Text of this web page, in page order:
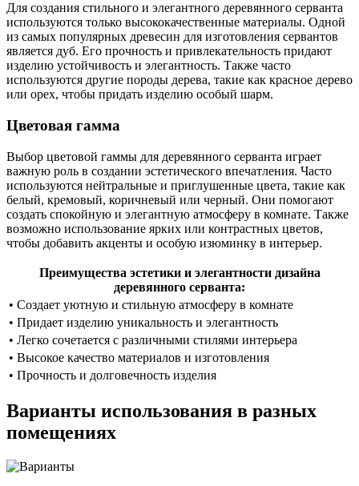
Для создания стильного и элегантного деревянного серванта
используются только высококачественные материалы. Одной
из самых популярных древесин для изготовления сервантов
является дуб. Его прочность и привлекательность придают
изделию устойчивость и элегантность. Также часто
используются другие породы дерева, такие как красное дерево
или орех, чтобы придать изделию особый шарм.
Цветовая гамма
Выбор цветовой гаммы для деревянного серванта играет
важную роль в создании эстетического впечатления. Часто
используются нейтральные и приглушенные цвета, такие как
белый, кремовый, коричневый или черный. Они помогают
создать спокойную и элегантную атмосферу в комнате. Также
возможно использование ярких или контрастных цветов,
чтобы добавить акценты и особую изюминку в интерьер.
Преимущества эстетики и элегантности дизайна
деревянного серванта:
• Создает уютную и стильную атмосферу в комнате
• Придает изделию уникальность и элегантность
• Легко сочетается с различными стилями интерьера
• Высокое качество материалов и изготовления
• Прочность и долговечность изделия
Варианты использования в разных
помещениях